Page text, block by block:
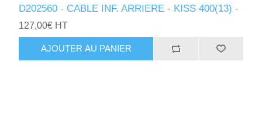
D202560 - CABLE INF. ARRIERE - KISS 400(13) -
127,00€ HT
AJOUTER AU PANIER